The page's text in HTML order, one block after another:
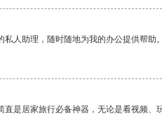
私人助理，随时随地为我的办公提供帮助。
直是居家旅行必备神器，无论是看视频、